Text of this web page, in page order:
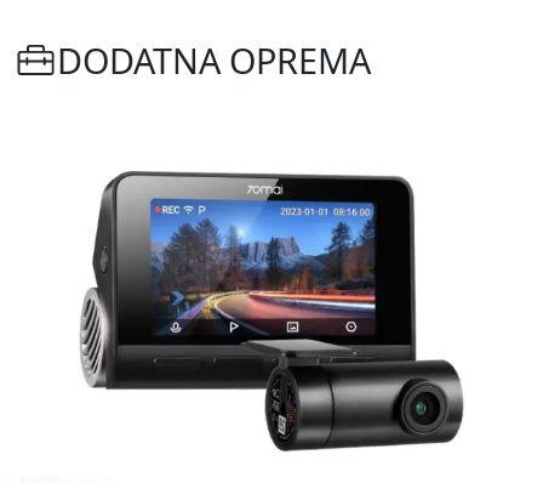
DODATNA OPREMA